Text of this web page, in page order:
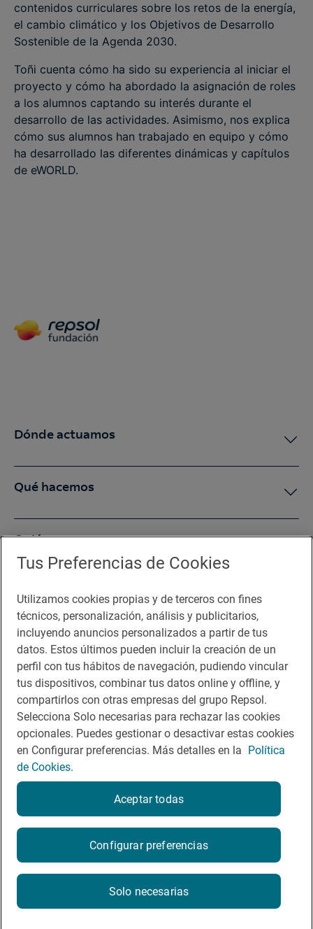
contenidos curriculares sobre los retos de la energía,
el cambio climático y los Objetivos de Desarrollo
Sostenible de la Agenda 2030.
Toñi cuenta cómo ha sido su experiencia al iniciar el
proyecto y cómo ha abordado la asignación de roles
a los alumnos captando su interés durante el
desarrollo de las actividades. Asimismo, nos explica
cómo sus alumnos han trabajado en equipo y cómo
ha desarrollado las diferentes dinámicas y capítulos
de eWORLD.
Dónde actuamos
Qué hacemos
Quiénes somos
Sala de prensa
Te puede interesar
Aviso legal
Contacto
Normas participación en RRSS
Política de privacidad
Tus Preferencias de Cookies
Utilizamos cookies propias y de terceros con fines
técnicos, personalización, análisis y publicitarios,
incluyendo anuncios personalizados a partir de tus
datos. Estos últimos pueden incluir la creación de un
perfil con tus hábitos de navegación, pudiendo vincular
tus dispositivos, combinar tus datos online y offline, y
compartirlos con otras empresas del grupo Repsol.
Selecciona Solo necesarias para rechazar las cookies
opcionales. Puedes gestionar o desactivar estas cookies
en Configurar preferencias. Más detalles en la Política
de Cookies.
Configurar preferencias
Solo necesarias
Aceptar todas